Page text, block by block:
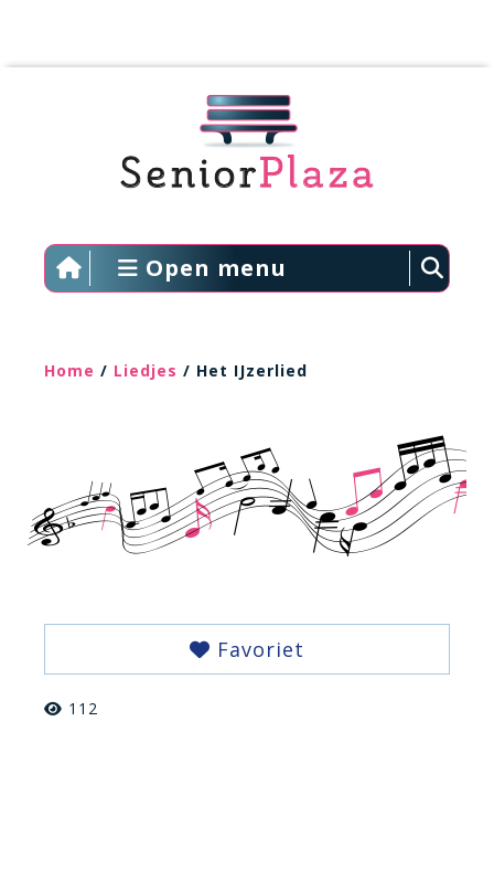
Open menu
Home / Liedjes / Het IJzerlied
Favoriet
112